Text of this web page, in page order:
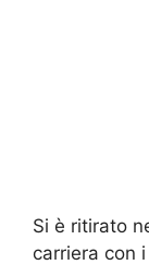
Si è ritirato
carriera con